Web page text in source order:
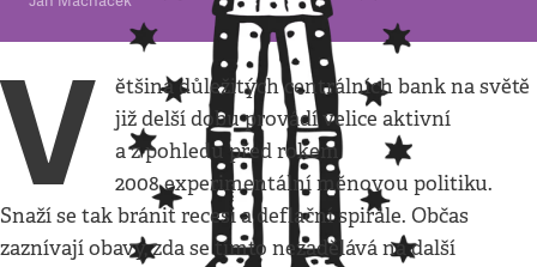
V
ětšina důležitých centrálních bank na světě
již delší dobu provádí velice aktivní
a z pohledu před rokem
2008 experimentální měnovou politiku.
Snaží se tak bránit recesi a deflační spirále. Občas
zaznívají obavy, zda se tímto nezadělává na další